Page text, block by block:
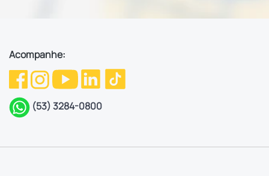
Acompanhe:
(53) 3284-0800